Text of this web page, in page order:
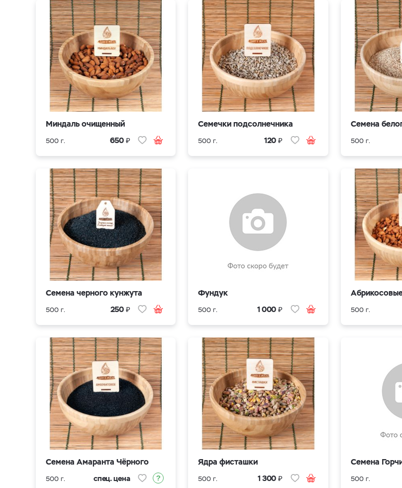
Миндаль очищенный
500 г. 650 ₽
Семечки подсолнечника
500 г. 120 ₽
Семена
500 г.
Семена черного кунжута
500 г. 250 ₽
Фундук
500 г. 1 000 ₽ 500 г.
Семена Амаранта Чёрного
500 г. спец. цена
Ядра фисташки
500 г. 1 300 ₽
Семена
500 г.